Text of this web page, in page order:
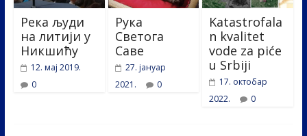
Река људи
на литији у
Никшићу
12. мај 2019.
0
Рука
Светога
Саве
27. јануар
2021.
0
Katastrofala
n kvalitet
vode za piće
u Srbiji
17. октобар
2022.
0